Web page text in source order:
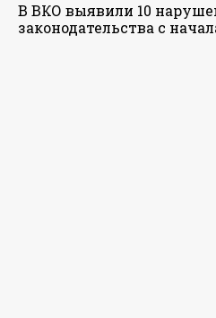
В ВКО выявили 10
законодательства с